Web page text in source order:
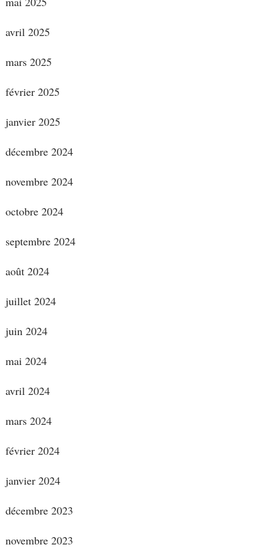
avril 2025
mars 2025
février 2025
janvier 2025
décembre 2024
novembre 2024
octobre 2024
septembre 2024
août 2024
juillet 2024
juin 2024
mai 2024
avril 2024
mars 2024
février 2024
janvier 2024
décembre 2023
novembre 2023